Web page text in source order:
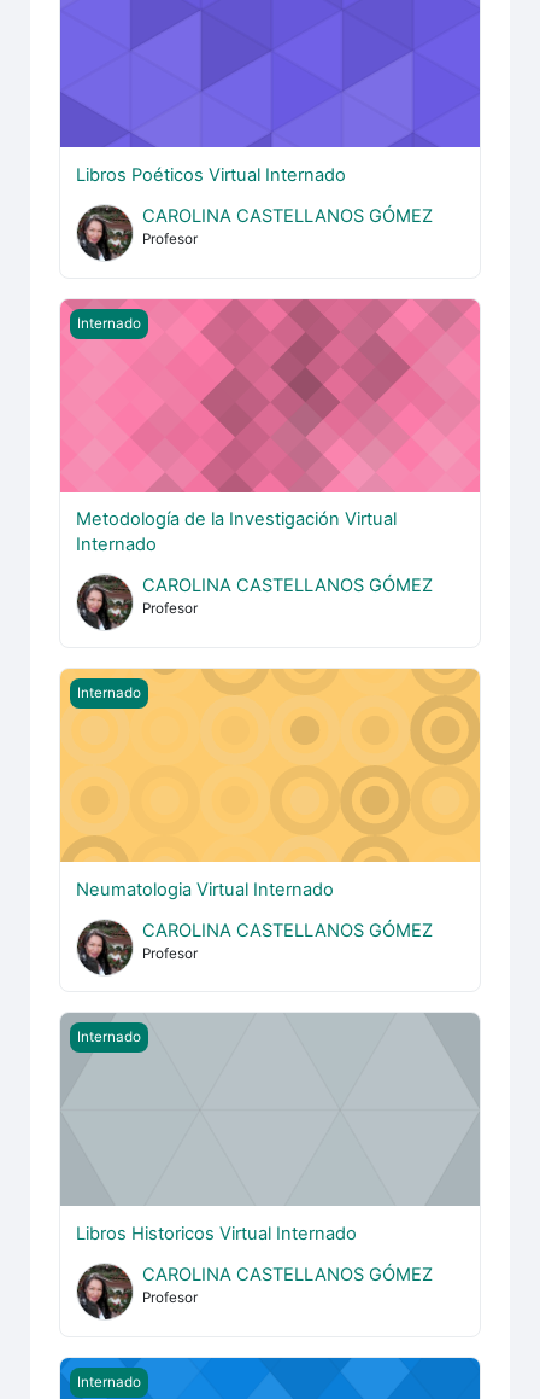
Libros Poéticos Virtual Internado
CAROLINA CASTELLANOS GÓMEZ
Profesor
Metodología de la Investigación Virtual Internado
Internado
Metodología de la Investigación Virtual
Internado
CAROLINA CASTELLANOS GÓMEZ
Profesor
Neumatologia Virtual Internado
Internado
Neumatologia Virtual Internado
CAROLINA CASTELLANOS GÓMEZ
Profesor
Libros Historicos Virtual Internado
Internado
Libros Historicos Virtual Internado
CAROLINA CASTELLANOS GÓMEZ
Profesor
Hermenéutica Virtual Internado
Internado